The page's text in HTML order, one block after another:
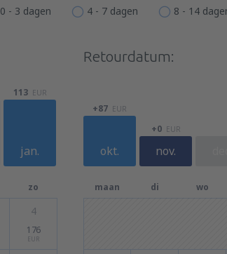
0 - 3 dagen 4 - 7 dagen 8 - 14
jan.
113 EUR
zo
4
176
EUR
Retourdatum:
okt.
+87 EUR
nov.
+0 EUR
maan di wo